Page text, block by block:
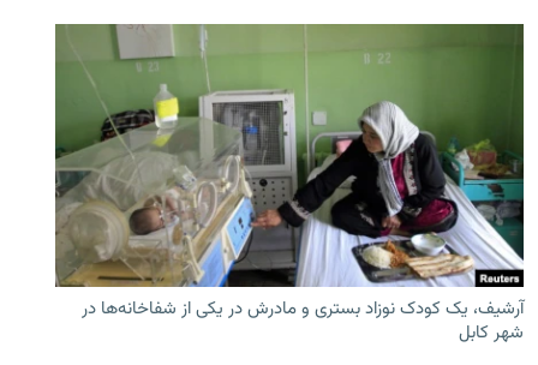
آرشیف، یک کودک نوزاد بستری و مادرش در یکی از شفاخانه‌ها در
شهر کابل